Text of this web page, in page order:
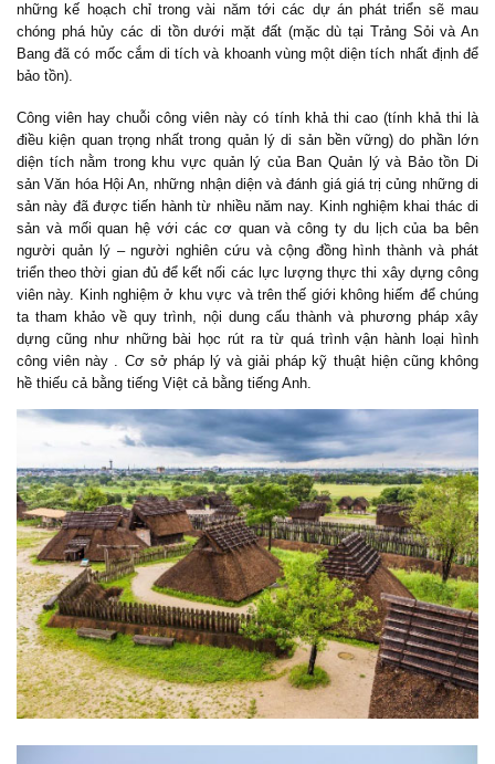
những kế hoạch chỉ trong vài năm tới các dự án phát triển sẽ mau
chóng phá hủy các di tồn dưới mặt đất (mặc dù tại Trảng Sỏi và An
Bang đã có mốc cắm di tích và khoanh vùng một diện tích nhất định để
bảo tồn).
Công viên hay chuỗi công viên này có tính khả thi cao (tính khả thi là
điều kiện quan trọng nhất trong quản lý di sản bền vững) do phần lớn
diện tích nằm trong khu vực quản lý của Ban Quản lý và Bảo tồn Di
sản Văn hóa Hội An, những nhận diện và đánh giá giá trị củng những di
sản này đã được tiến hành từ nhiều năm nay. Kinh nghiệm khai thác di
sản và mối quan hệ với các cơ quan và công ty du lịch của ba bên
người quản lý – người nghiên cứu và cộng đồng hình thành và phát
triển theo thời gian đủ để kết nối các lực lượng thực thi xây dựng công
viên này. Kinh nghiệm ở khu vực và trên thế giới không hiếm để chúng
ta tham khảo về quy trình, nội dung cấu thành và phương pháp xây
dựng cũng như những bài học rút ra từ quá trình vận hành loại hình
công viên này . Cơ sở pháp lý và giải pháp kỹ thuật hiện cũng không
hề thiếu cả bằng tiếng Việt cả bằng tiếng Anh.